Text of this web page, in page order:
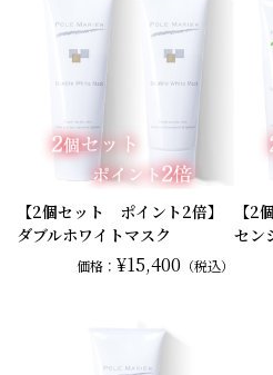
【2個セット ポイント2倍】
ダブルホワイトマスク
価格：¥15,400 （税込）
【2
セン